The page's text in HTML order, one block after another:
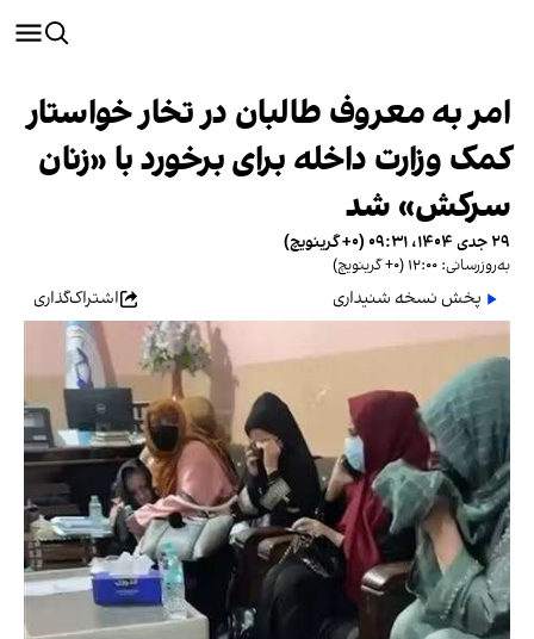
امر به معروف طالبان در تخار خواستار
کمک وزارت داخله برای برخورد با «زنان
سرکش» شد
۲۹ جدی ۱۴۰۴، ۰۹:۳۱ (‎+۰ گرینویچ)
به‌روزرسانی: ۱۲:۰۰ (‎+۰ گرینویچ)
پخش نسخه شنیداری اشتراک‌گذاری